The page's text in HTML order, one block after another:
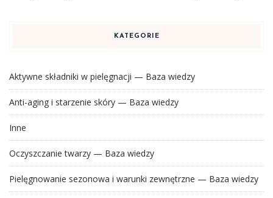
KATEGORIE
Aktywne składniki w pielęgnacji — Baza wiedzy
Anti-aging i starzenie skóry — Baza wiedzy
Inne
Oczyszczanie twarzy — Baza wiedzy
Pielęgnowanie sezonowa i warunki zewnętrzne — Baza wiedzy